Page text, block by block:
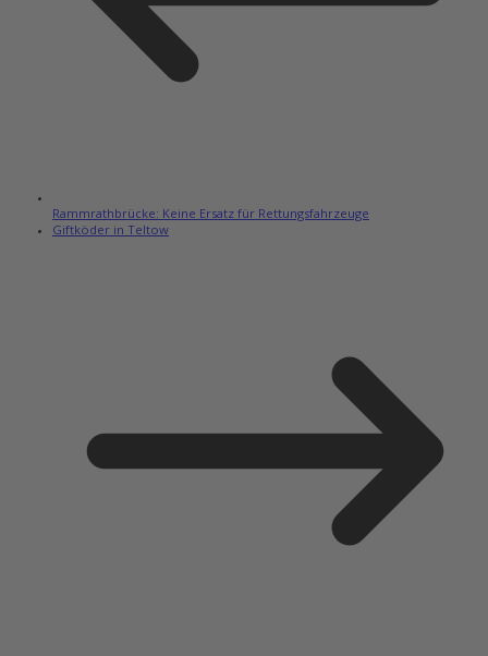
Rammrathbrücke: Keine Ersatz für Rettungsfahrzeuge
Giftköder in Teltow